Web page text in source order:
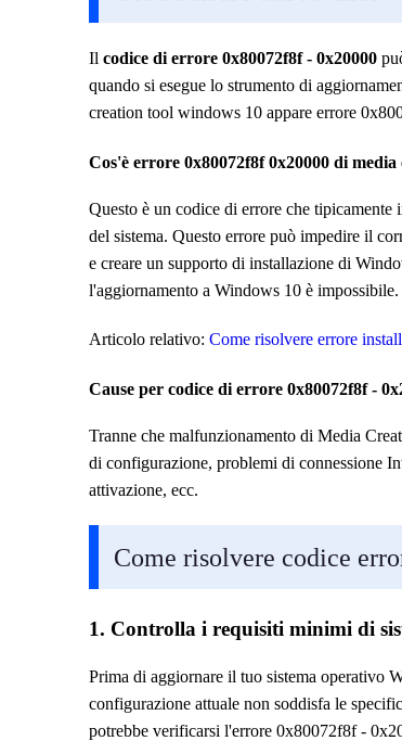
Il codice di errore 0x80072f8f - 0x20000
quando si esegue lo strumento di
creation tool windows 10 appare errore
Cos'è errore 0x80072f8f 0x20000 di
Questo è un codice di errore che
del sistema. Questo errore può impedire il
e creare un supporto di installazione di
l'aggiornamento a Windows 10 è impossibile.
Articolo relativo: Come risolvere errore
Cause per codice di errore 0x80072f8f -
Tranne che malfunzionamento di Media
di configurazione, problemi di connessione
attivazione, ecc.
Come risolvere codice
1. Controlla i requisiti minimi di
Prima di aggiornare il tuo sistema operativo
configurazione attuale non soddisfa le
potrebbe verificarsi l'errore 0x80072f8f -